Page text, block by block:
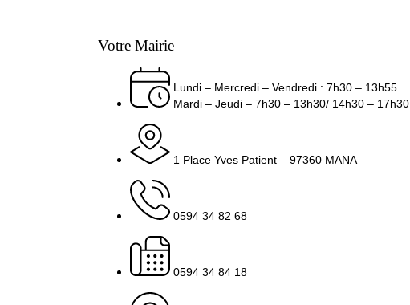
Votre Mairie
Lundi – Mercredi – Vendredi : 7h30 – 13h55
Mardi – Jeudi – 7h30 – 13h30/ 14h30 – 17h30
1 Place Yves Patient – 97360 MANA
0594 34 82 68
0594 34 84 18